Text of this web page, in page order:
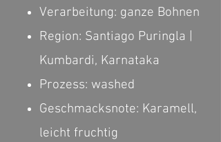
Verarbeitung: ganze Bohnen
Region: Santiago Puringla |
Kumbardi, Karnataka
Prozess: washed
Geschmacksnote: Karamell,
leicht fruchtig